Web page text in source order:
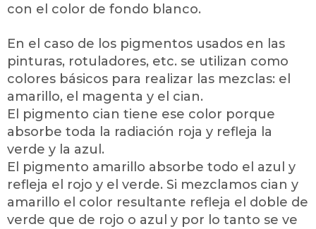
con el color de fondo blanco.
En el caso de los pigmentos usados en las
pinturas, rotuladores, etc. se utilizan como
colores básicos para realizar las mezclas: el
amarillo, el magenta y el cian.
El pigmento cian tiene ese color porque
absorbe toda la radiación roja y refleja la
verde y la azul.
El pigmento amarillo absorbe todo el azul y
refleja el rojo y el verde. Si mezclamos cian y
amarillo el color resultante refleja el doble de
verde que de rojo o azul y por lo tanto se ve